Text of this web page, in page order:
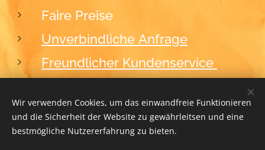
Faire Preise
Unverbindliche Anfrage
Freundlicher Kundenservice
2012-2026BLACKFORM Cookies
Wir verwenden Cookies, um das einwandfreie Funktionieren
und die Sicherheit der Website zu gewährleitsen und eine
bestmögliche Nutzererfahrung zu bieten.